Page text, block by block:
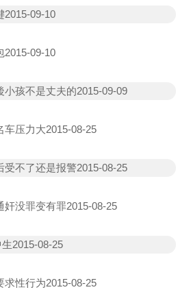
2015-09-10
2015-09-10
小孩不是丈夫的2015-09-09
车压力大2015-08-25
受不了还是报警2015-08-25
奸没罪变有罪2015-08-25
2015-08-25
求性行为2015-08-25